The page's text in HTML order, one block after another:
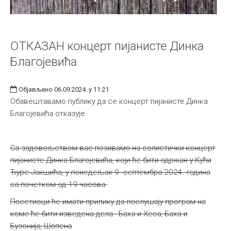
ОТКАЗАН концерт пијанисте Динка
Благојевића
Објављено 06.09.2024. у 11:21
Обавештавамо публику да се концерт пијанисте Динка
Благојевића отказује.
Са задовољством вас позивамо на солистички концерт
пијанисте Динка Благојевића, који ће бити одржан у Кући
Ђуре Јакшића, у понедељак 9. септембра 2024. година
са почетком од 19 часова.
Посетиоци ће имати прилику да послушају програм на
коме ће бити изведена дела: Баха и Хеса, Баха и
Бузонија, Шопена